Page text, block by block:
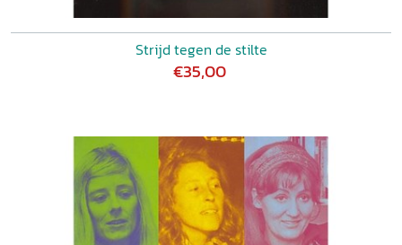
Strijd tegen de stilte
€35,00